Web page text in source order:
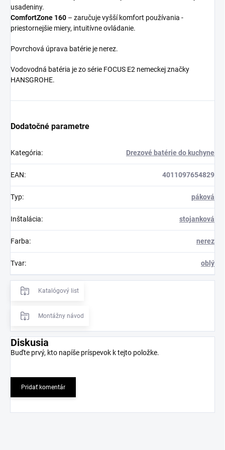
usadeniny.
ComfortZone 160 – zaručuje vyšší komfort používania -
priestornejšie miery, intuitívne ovládanie.
Povrchová úprava batérie je nerez.
Vodovodná batéria je zo série FOCUS E2 nemeckej značky
HANSGROHE.
Dodatočné parametre
Kategória: Drezové batérie do kuchyne
EAN: 4011097654829
Typ: páková
Inštalácia: stojanková
Farba: nerez
Tvar: oblý
Katalógový list
Montážny návod
Diskusia
Buďte prvý, kto napíše príspevok k tejto položke.
Pridať komentár